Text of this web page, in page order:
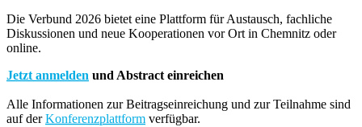
Die Verbund 2026 bietet eine Plattform für Austausch, fachliche
Diskussionen und neue Kooperationen vor Ort in Chemnitz oder
online.
Jetzt anmelden und Abstract einreichen
Alle Informationen zur Beitragseinreichung und zur Teilnahme sind
auf derKonferenzplattform verfügbar.